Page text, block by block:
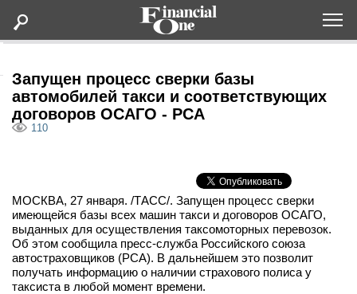
Статьи
Lifestyle
Мероприятия
Новости
Запущен процесс сверки базы
автомобилей такси и соответствующих
договоров ОСАГО - РСА
110
МОСКВА, 27 января. /ТАСС/. Запущен процесс сверки
имеющейся базы всех машин такси и договоров ОСАГО,
выданных для осуществления таксомоторных перевозок.
Об этом сообщила пресс-служба Российского союза
автостраховщиков (РСА). В дальнейшем это позволит
получать информацию о наличии страхового полиса у
таксиста в любой момент времени.